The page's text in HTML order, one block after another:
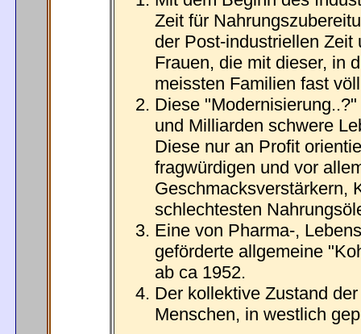
Zeit für
der Post-industriellen
Frauen, die mit dieser, in
meissten Familien fast
Diese
und Milliarden schwere
Diese nur an Profit
fragwürdigen und vor
Geschmacksverstärkern,
schlechtesten
Eine von Pharma-,
geförderte allgemeine
ab ca 1952.
Der kollektive Zustand
Menschen, in westlich